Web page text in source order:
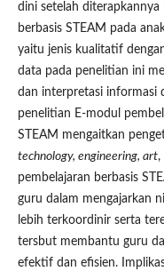
dini setelah
berbasis STEAM pada
yaitu jenis kualitatif
data pada penelitian ini
dan interpretasi informasi
penelitian E-modul
STEAM mengaitkan
technology, engineering, art,
pembelajaran berbasis
guru dalam mengajarkan
lebih terkoordinir serta
tersbut membantu guru
efektif dan efisien.